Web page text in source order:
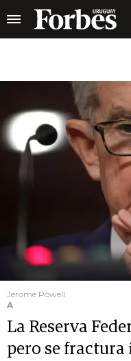
Jerome Powell
A
La Reserva
pero se